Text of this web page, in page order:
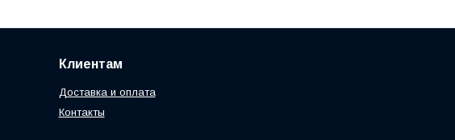
Клиентам
Доставка и оплата
Контакты